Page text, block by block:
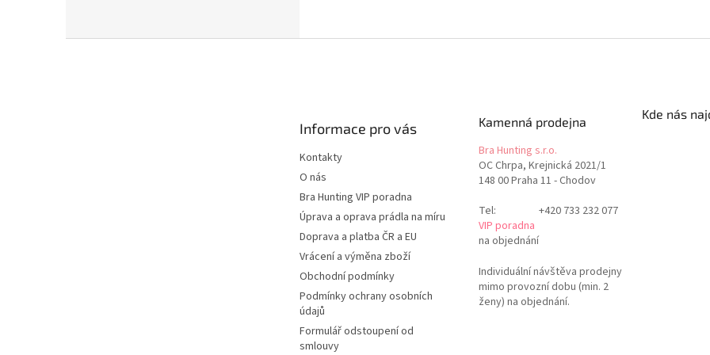
Informace pro vás
Kontakty
O nás
Bra Hunting VIP poradna
Úprava a oprava prádla na míru
Doprava a platba ČR a EU
Vrácení a výměna zboží
Obchodní podmínky
Podmínky ochrany osobních
údajů
Formulář odstoupení od
smlouvy
Kamenná prodejna
Bra Hunting s.r.o.
OC Chrpa, Krejnická 2021/1
148 00 Praha 11 - Chodov
Tel:
+420 733 232 077
VIP poradna
na objednání
Individuální návštěva prodejny
mimo provozní dobu (min. 2
ženy) na objednání.
Kde nás